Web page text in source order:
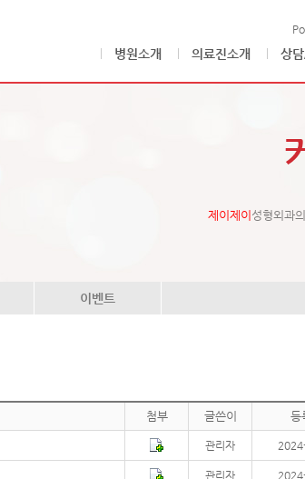
병원소개 의료진소개 상
제이제이 성형외과
이벤트
첨부 글쓴이 등
관리자
관리자